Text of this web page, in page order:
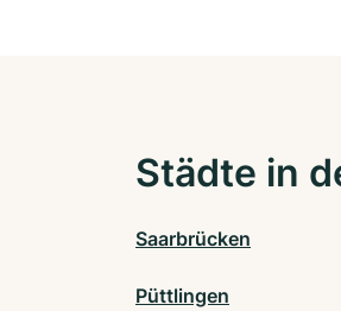
Städte in
Saarbrücken
Püttlingen